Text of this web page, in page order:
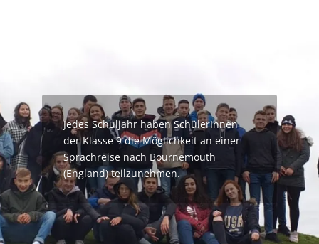
Jedes Schuljahr haben SchülerInnen
der Klasse 9 die Möglichkeit an einer
Sprachreise nach Bournemouth
(England) teilzunehmen.